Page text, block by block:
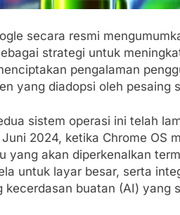
secara resmi
strategi untuk
pengalaman
yang diadopsi oleh pesaing
sistem operasi ini telah
2024, ketika Chrome OS
yang akan diperkenalkan
untuk layar besar, serta
kecerdasan buatan (AI) yang